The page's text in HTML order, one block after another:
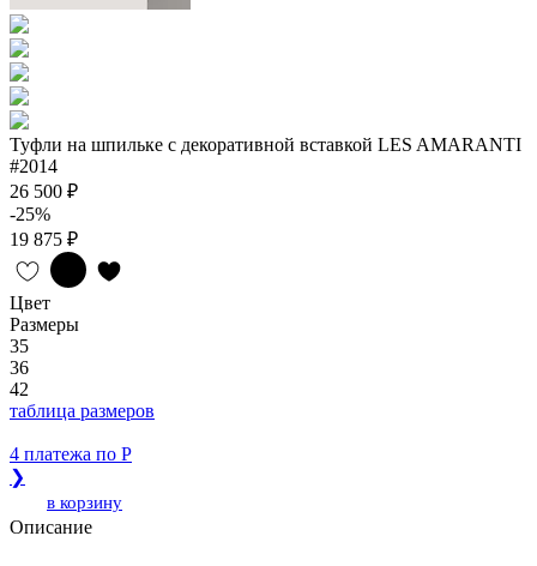
Туфли на шпильке с декоративной вставкой LES AMARANTI
#2014
26 500 ₽
-25%
19 875 ₽
Цвет
Размеры
35
36
42
таблица размеров
4 платежа по Р
❯
в корзину
Описание